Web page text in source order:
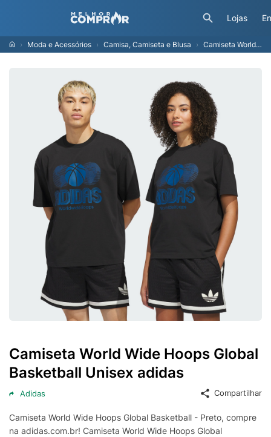
Lojas
Moda e Acessórios Camisa, Camiseta e Blusa Camiseta World Wide Hoops Global Basketball Unisex adidas
Camiseta World Wide Hoops Global
Basketball Unisex adidas
Adidas Compartilhar
Camiseta World Wide Hoops Global Basketball - Preto, compre
na adidas.com.br! Camiseta World Wide Hoops Global